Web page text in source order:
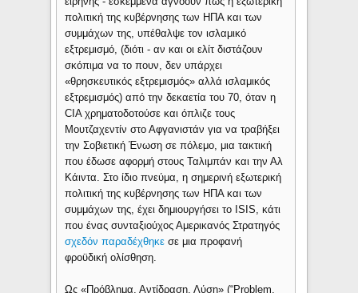
πολιτική της κυβέρνησης των ΗΠΑ και των
συμμάχων της, υπέθαλψε τον ισλαμικό
εξτρεμισμό, (διότι - αν και οι ελίτ διστάζουν
σκόπιμα να το πουν, δεν υπάρχει
«θρησκευτικός εξτρεμισμός» αλλά ισλαμικός
εξτρεμισμός) από την δεκαετία του 70, όταν η
CIA χρηματοδοτούσε και όπλιζε τους
Μουτζαχεντίν στο Αφγανιστάν για να τραβήξει
την Σοβιετική Ένωση σε πόλεμο, μια τακτική
που έδωσε αφορμή στους Ταλιμπάν και την Αλ
Κάιντα. Στο ίδιο πνεύμα, η σημερινή εξωτερική
πολιτική της κυβέρνησης των ΗΠΑ και των
συμμάχων της, έχει δημιουργήσει το ISIS, κάτι
που ένας συνταξιούχος Αμερικανός Στρατηγός
σχεδόν παραδέχθηκε σε μια προφανή
φροϋδική ολίσθηση.
Ως «Πρόβλημα, Αντίδραση, Λύση» (“Problem,